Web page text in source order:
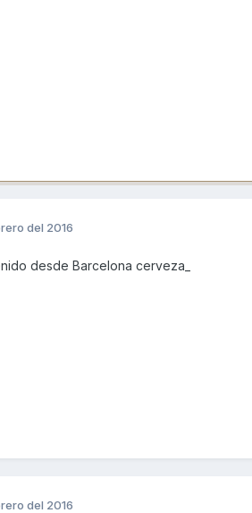
del 2016
desde Barcelona cerveza_
del 2016